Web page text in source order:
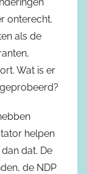
onterecht.
als de
Wat is er
helpen
dat. De
de NDP